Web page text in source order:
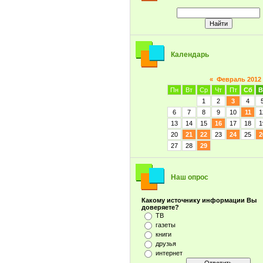
Календарь
« Февраль 2012
Пн
Вт Ср Чт Пт Сб
1
2 3 4
6
7 8 9 10 11
13
14 15 16 17 18
20
21 22 23 24 25
27
28 29
Наш опрос
Какому источнику информации Вы
доверяете?
ТВ
газеты
книги
друзья
интернет